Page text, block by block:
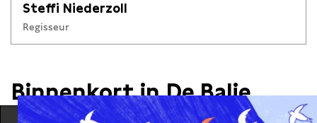
Steffi Niederzoll
Regisseur
Binnenkort in De Balie